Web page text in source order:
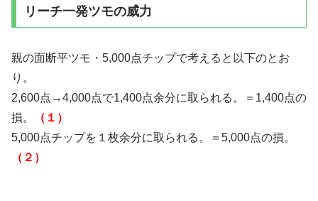
リーチ一発ツモの威力
親の面断平ツモ・5,000点チップで考えると以下のとお
り。
2,600点→4,000点で1,400点余分に取られる。＝1,400点の
損。
（１）
5,000点チップを１枚余分に取られる。＝5,000点の損。
（２）